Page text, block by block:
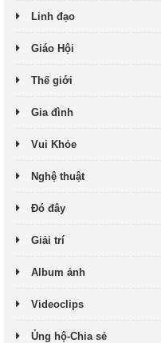
Linh đạo
Giáo Hội
Thế giới
Gia đình
Vui Khỏe
Nghệ thuật
Đó đây
Giải trí
Album ảnh
Videoclips
Ủng hộ-Chia sẻ